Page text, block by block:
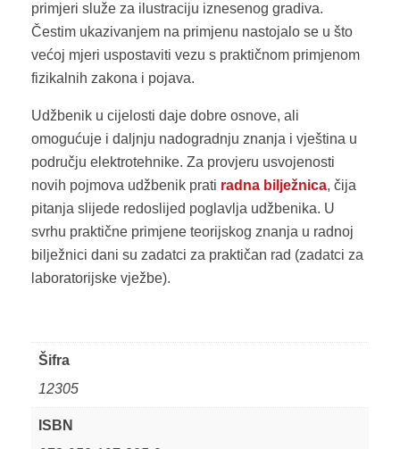
primjeri služe za ilustraciju iznesenog gradiva.
Čestim ukazivanjem na primjenu nastojalo se u što
većoj mjeri uspostaviti vezu s praktičnom primjenom
fizikalnih zakona i pojava.
Udžbenik u cijelosti daje dobre osnove, ali
omogućuje i daljnju nadogradnju znanja i vještina u
području elektrotehnike. Za provjeru usvojenosti
novih pojmova udžbenik prati radna bilježnica, čija
pitanja slijede redoslijed poglavlja udžbenika. U
svrhu praktične primjene teorijskog znanja u radnoj
bilježnici dani su zadatci za praktičan rad (zadatci za
laboratorijske vježbe).
Šifra
12305
ISBN